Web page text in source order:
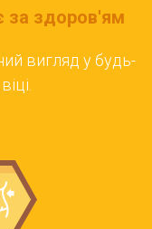
за здоров'ям
вигляд у будь-